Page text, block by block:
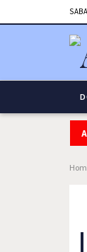
e frontiere: